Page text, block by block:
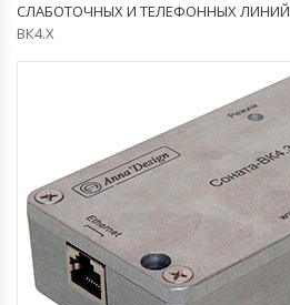
СЛАБОТОЧНЫХ И ТЕЛЕФОННЫХ ЛИНИЙ
ВК4.X